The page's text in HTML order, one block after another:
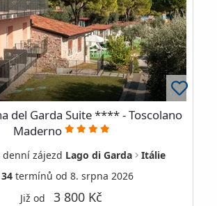
del Garda Suite **** - Toscolano
Maderno
denní zájezd Lago di Garda
Itálie
34 termínů od 8. srpna 2026
Již od 3 800 Kč